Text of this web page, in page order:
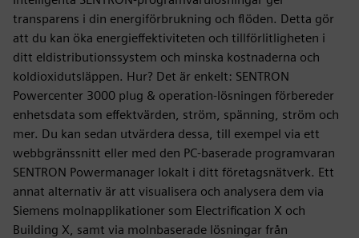
transparens i din energiförbrukning och flöden. Detta gör
att du kan öka energieffektiviteten och tillförlitligheten i
ditt eldistributionssystem och minska kostnaderna och
koldioxidutsläppen. Hur? Det är enkelt: SENTRON
Powercenter 3000 plug & operation-lösningen förbereder
enhetsdata som effektvärden, ström, spänning, ström och
mer. Du kan sedan utvärdera dessa, till exempel via ett
webbgränssnitt eller med den PC-baserade programvaran
SENTRON Powermanager lokalt i ditt företagsnätverk. Ett
annat alternativ är att visualisera och analysera dem via
Siemens molnapplikationer som Electrification X och
Building X, samt via molnbaserade lösningar från